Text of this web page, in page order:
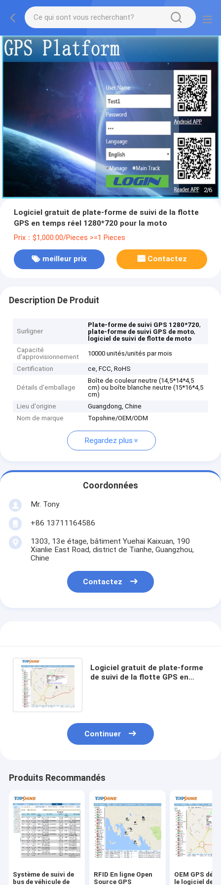
2/6
Logiciel gratuit de plate-forme de suivi de la flotte
GPS en temps réel 1280*720 pour la moto
Prix：$1,000.00/Pieces >=1 Pieces
meilleur prix Contactez
Description De Produit
Surligner
Plate-forme de suivi GPS 1280*720,
plate-forme de suivi GPS de moto,
logiciel de suivi de flotte de moto
Capacité
d'approvisionnement
10000 unités/unités par mois
Certification ce, FCC, RoHS
Détails d'emballage
Boîte de couleur neutre (14,5*14*4,5
cm) ou boîte blanche neutre (15*16*4,5
cm)
Lieu d'origine
Guangdong, Chine
Nom de marque
Topshine/OEM/ODM
Regardez plus
Coordonnées
Mr. Tony
+86 13711164586
1303, 13e étage, bâtiment Yuehai Kaixuan, 190
Xianlie East Road, district de Tianhe, Guangzhou,
Chine
Contactez
Logiciel gratuit de plate-forme
de suivi de la flotte GPS en
Continuer
Produits Recommandés
Système de suivi de
bus de véhicule de
RFID En ligne Open
Source GPS
OEM GPS
le logiciel de